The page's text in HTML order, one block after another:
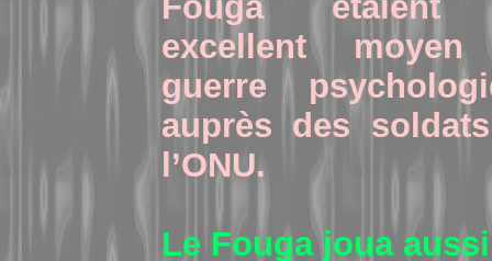
excellent
guerre
auprès des
l’ONU.
Le Fouga joua